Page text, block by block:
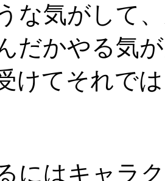
な気がして
だかやる気
けてそれで
にはキャラ